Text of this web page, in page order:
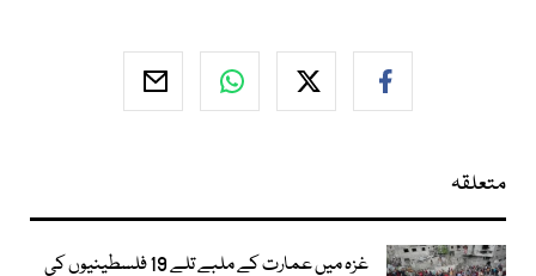
متعلقہ
غزہ میں عمارت کے ملبے تلے 19 فلسطینیوں کی